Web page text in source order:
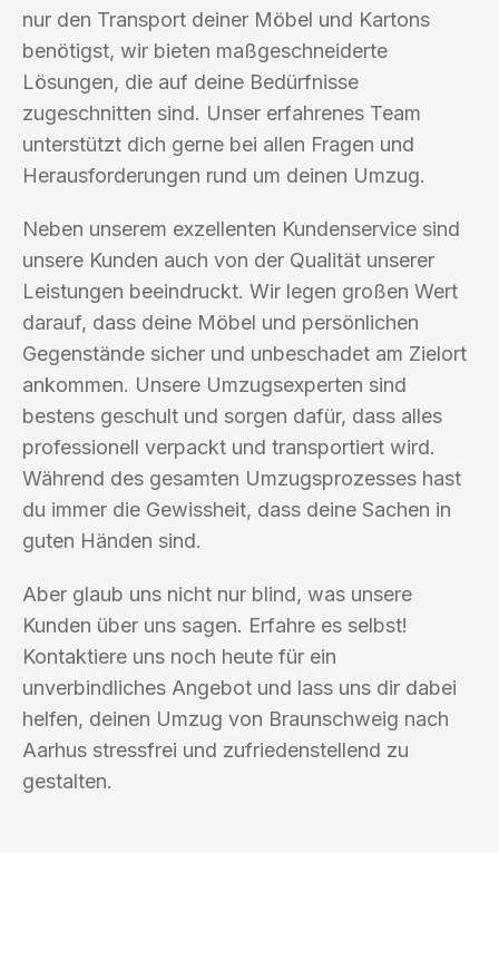
nur den Transport deiner Möbel und Kartons
benötigst, wir bieten maßgeschneiderte
Lösungen, die auf deine Bedürfnisse
zugeschnitten sind. Unser erfahrenes Team
unterstützt dich gerne bei allen Fragen und
Herausforderungen rund um deinen Umzug.
Neben unserem exzellenten Kundenservice sind
unsere Kunden auch von der Qualität unserer
Leistungen beeindruckt. Wir legen großen Wert
darauf, dass deine Möbel und persönlichen
Gegenstände sicher und unbeschadet am Zielort
ankommen. Unsere Umzugsexperten sind
bestens geschult und sorgen dafür, dass alles
professionell verpackt und transportiert wird.
Während des gesamten Umzugsprozesses hast
du immer die Gewissheit, dass deine Sachen in
guten Händen sind.
Aber glaub uns nicht nur blind, was unsere
Kunden über uns sagen. Erfahre es selbst!
Kontaktiere uns noch heute für ein
unverbindliches Angebot und lass uns dir dabei
helfen, deinen Umzug von Braunschweig nach
Aarhus stressfrei und zufriedenstellend zu
gestalten.